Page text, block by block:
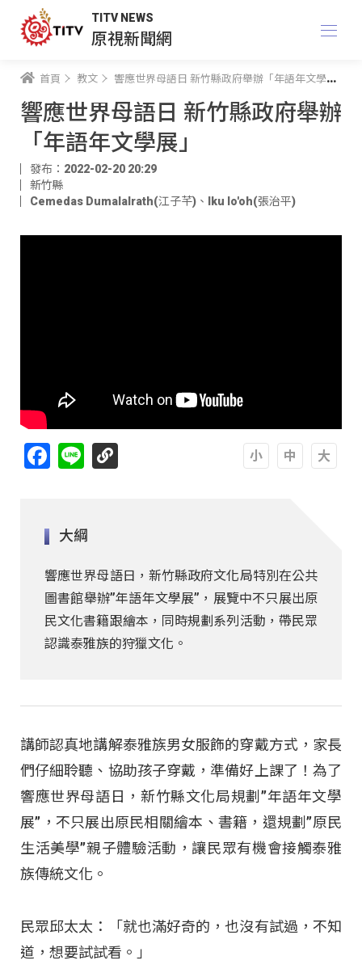
TITV NEWS
原視新聞網
首頁 教文 響應世界母語日 新竹縣政府舉辦「年語年文學展」
響應世界母語日 新竹縣政府舉辦
「年語年文學展」
發布：2022-02-20 20:29
新竹縣
Cemedas Dumalalrath(江子芊) 、 Iku lo'oh(張治平)
Facebook
Line
大綱
響應世界母語日，新竹縣政府文化局特別在公共
圖書館舉辦”年語年文學展”，展覽中不只展出原
民文化書籍跟繪本，同時規劃系列活動，帶民眾
認識泰雅族的狩獵文化。
講師認真地講解泰雅族男女服飾的穿戴方式，家長
們仔細聆聽、協助孩子穿戴，準備好上課了！為了
響應世界母語日，新竹縣文化局規劃”年語年文學
展”，不只展出原民相關繪本、書籍，還規劃”原民
生活美學”親子體驗活動，讓民眾有機會接觸泰雅
族傳統文化。
民眾邱太太：「就也滿好奇的，也沒有試過，不知
道，想要試試看。」